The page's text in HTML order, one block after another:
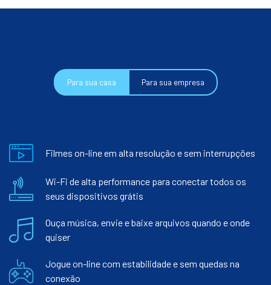
Para sua casa Para sua empresa
Filmes on-line em alta resolução e sem interrupções
Wi-Fi de alta performance para conectar todos os
seus dispositivos grátis
Ouça música, envie e baixe arquivos quando e onde
quiser
Jogue on-line com estabilidade e sem quedas na
conexão